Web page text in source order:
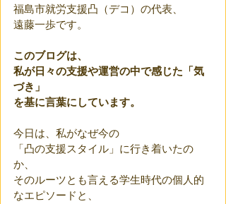
福島市就労支援凸（デコ）の代表、
遠藤一歩です。
このブログは、
私が日々の支援や運営の中で感じた「気
づき」
を基に言葉にしています。
今日は、私がなぜ今の
「凸の支援スタイル」に行き着いたの
か、
そのルーツとも言える学生時代の個人的
なエピソードと、